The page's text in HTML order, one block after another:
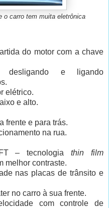
o carro tem muita eletrônica
do motor com a chave
desligando e ligando
elétrico.
e alto.
frente e para trás.
na rua.
– tecnologiathin film
melhor contraste.
nas placas de trânsito e
no carro à sua frente.
com controle de